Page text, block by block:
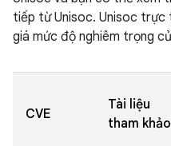
tiếp từ Unisoc. Unisoc
giá mức độ nghiêm trọng
CVE
Tài liệu
tham khảo